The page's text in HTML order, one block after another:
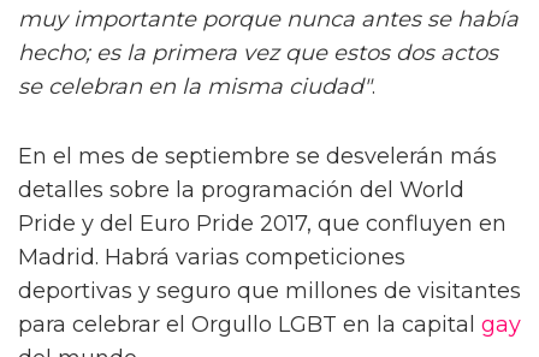
muy importante porque nunca antes se había
hecho; es la primera vez que estos dos actos
se celebran en la misma ciudad".
En el mes de septiembre se desvelerán más
detalles sobre la programación del World
Pride y del Euro Pride 2017, que confluyen en
Madrid. Habrá varias competiciones
deportivas y seguro que millones de visitantes
para celebrar el Orgullo LGBT en la capital gay